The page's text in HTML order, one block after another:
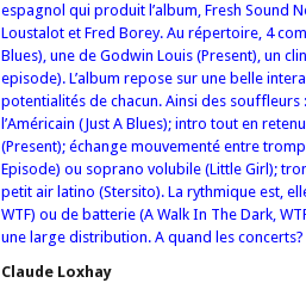
espagnol qui produit l’album, Fresh Sound
Loustalot et Fred Borey. Au répertoire, 4
Blues), une de Godwin Louis (Present), un
episode). L’album repose sur une belle
potentialités de chacun. Ainsi des
l’Américain (Just A Blues); intro tout en
(Present); échange mouvementé entre
Episode) ou soprano volubile (Little Girl);
petit air latino (Stersito). La rythmique est,
WTF) ou de batterie (A Walk In The Dark,
une large distribution. A quand les concerts?
Claude Loxhay